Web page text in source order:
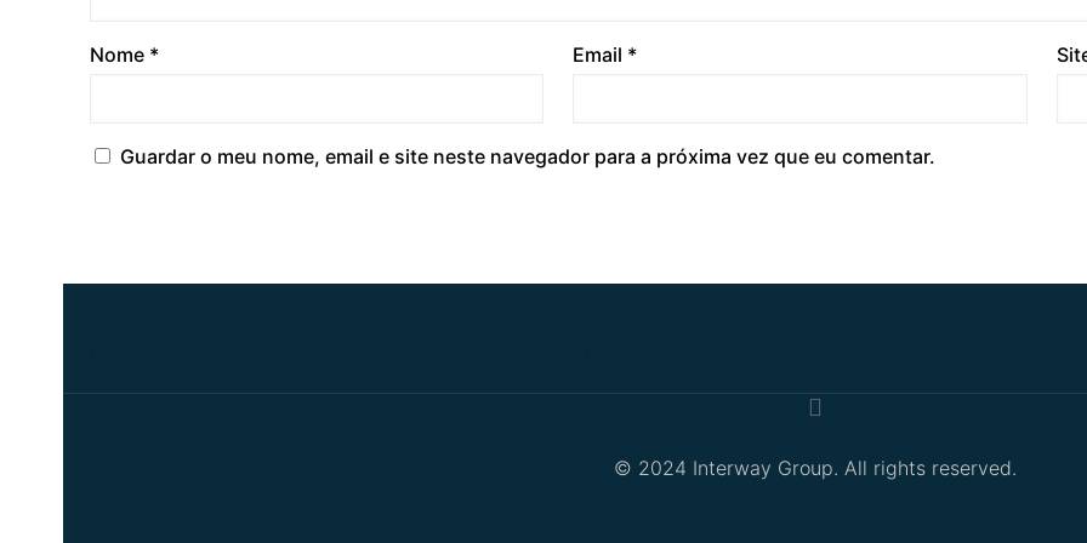
Nome * Email *
Guardar o meu nome, email e site neste navegador para a próxima vez que eu comentar.
© 2024 Interway Group. All rights reserved.